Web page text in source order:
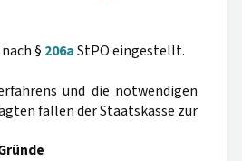
§ 206aStPO eingestellt.
und die notwendigen
fallen der Staatskasse zur